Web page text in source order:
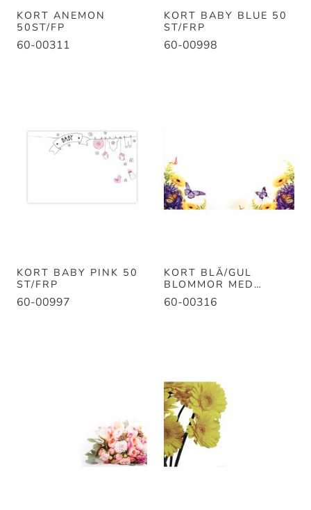
KORT ANEMON
50ST/FP
60-00311
KORT BABY BLUE 50
ST/FRP
60-00998
KORT BABY PINK 50
ST/FRP
60-00997
KORT BLÅ/GUL
BLOMMOR MED
FJÄRIL 50ST/FP
60-00316